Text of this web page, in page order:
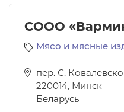
СООО
Мясо и мясные
пер. С.
220014, Минск
Беларусь